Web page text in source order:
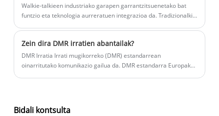
Walkie-talkieen industriako garapen garrantzitsuenetako bat
funtzio eta teknologia aurreratuen integrazioa da. Tradizionalki,
Zein dira DMR irratien abantailak?
DMR Irratia Irrati mugikorreko (DMR) estandarrean
oinarritutako komunikazio gailua da. DMR estandarra Europako
fidagarriak eskaintzen ditu.
Bidali kontsulta